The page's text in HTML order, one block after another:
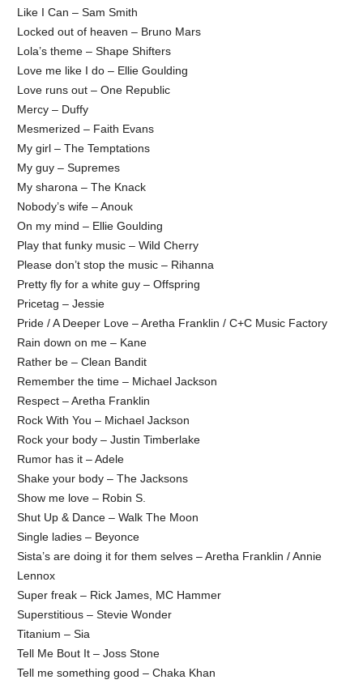
Like I Can – Sam Smith
Locked out of heaven – Bruno Mars
Lola’s theme – Shape Shifters
Love me like I do – Ellie Goulding
Love runs out – One Republic
Mercy – Duffy
Mesmerized – Faith Evans
My girl – The Temptations
My guy – Supremes
My sharona – The Knack
Nobody’s wife – Anouk
On my mind – Ellie Goulding
Play that funky music – Wild Cherry
Please don’t stop the music – Rihanna
Pretty fly for a white guy – Offspring
Pricetag – Jessie
Pride / A Deeper Love – Aretha Franklin / C+C Music Factory
Rain down on me – Kane
Rather be – Clean Bandit
Remember the time – Michael Jackson
Respect – Aretha Franklin
Rock With You – Michael Jackson
Rock your body – Justin Timberlake
Rumor has it – Adele
Shake your body – The Jacksons
Show me love – Robin S.
Shut Up & Dance – Walk The Moon
Single ladies – Beyonce
Sista’s are doing it for them selves – Aretha Franklin / Annie
Lennox
Super freak – Rick James, MC Hammer
Superstitious – Stevie Wonder
Titanium – Sia
Tell Me Bout It – Joss Stone
Tell me something good – Chaka Khan